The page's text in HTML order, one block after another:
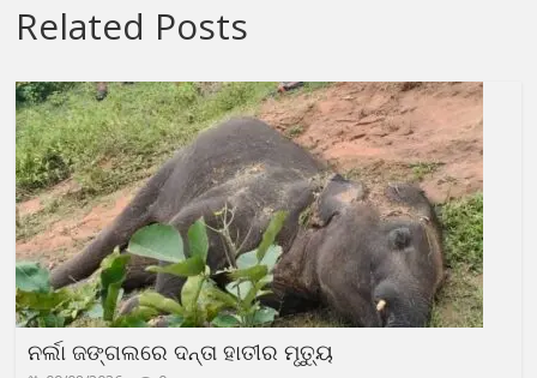
Related Posts
ନର୍ଲା ଜଙ୍ଗଲରେ ଦନ୍ତା ହାତୀର ମୃତ୍ୟୁ